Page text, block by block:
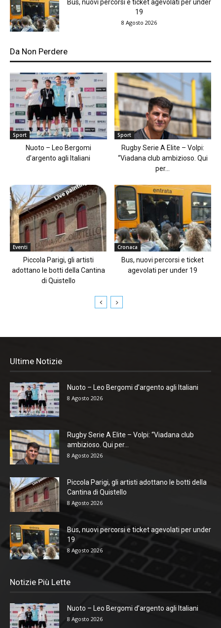
Bus, nuovi percorsi e ticket agevolati per under
19
8 Agosto 2026
Da Non Perdere
Sport
Nuoto – Leo Bergomi
d’argento agli Italiani
Sport
Rugby Serie A Elite – Volpi:
“Viadana club ambizioso. Qui
per...
Eventi
Piccola Parigi, gli artisti
adottano le botti della Cantina
di Quistello
Cronaca
Bus, nuovi percorsi e ticket
agevolati per under 19
Ultime Notizie
Nuoto – Leo Bergomi d’argento agli Italiani
8 Agosto 2026
Rugby Serie A Elite – Volpi: “Viadana club
ambizioso. Qui per...
8 Agosto 2026
Piccola Parigi, gli artisti adottano le botti della
Cantina di Quistello
8 Agosto 2026
Bus, nuovi percorsi e ticket agevolati per under
19
8 Agosto 2026
Notizie Più Lette
Nuoto – Leo Bergomi d’argento agli Italiani
8 Agosto 2026